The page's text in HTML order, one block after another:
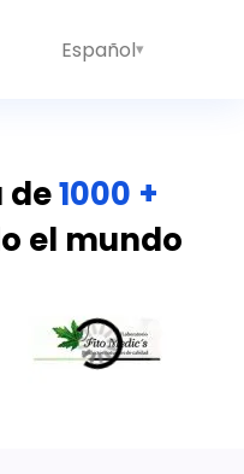
Español
de1000 +
el mundo